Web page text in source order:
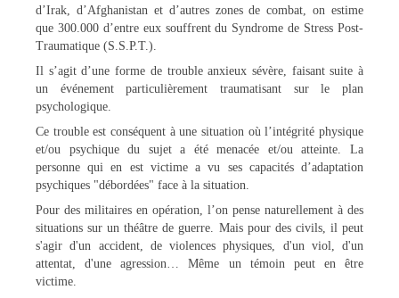
d’Irak, d’Afghanistan et d’autres zones de combat, on estime
que 300.000 d’entre eux souffrent du Syndrome de Stress Post-
Traumatique (S.S.P.T.).
Il s’agit d’une forme de trouble anxieux sévère, faisant suite à
un événement particulièrement traumatisant sur le plan
psychologique.
Ce trouble est conséquent à une situation où l’intégrité physique
et/ou psychique du sujet a été menacée et/ou atteinte. La
personne qui en est victime a vu ses capacités d’adaptation
psychiques "débordées" face à la situation.
Pour des militaires en opération, l’on pense naturellement à des
situations sur un théâtre de guerre. Mais pour des civils, il peut
s'agir d'un accident, de violences physiques, d'un viol, d'un
attentat, d'une agression… Même un témoin peut en être
victime.